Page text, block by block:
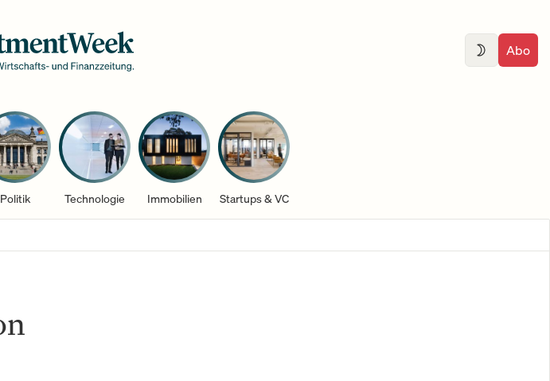
Abo
Politik Technologie Immobilien Startups & VC